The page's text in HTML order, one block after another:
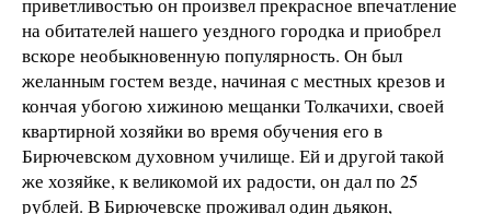
приветливостью он произвел прекрасное впечатление
на обитателей нашего уездного городка и приобрел
вскоре необыкновенную популярность. Он был
желанным гостем везде, начиная с местных крезов и
кончая убогою хижиною мещанки Толкачихи, своей
квартирной хозяйки во время обучения его в
Бирючевском духовном училище. Ей и другой такой
же хозяйке, к великомой их радости, он дал по 25
рублей. В Бирючевске проживал один дьякон,